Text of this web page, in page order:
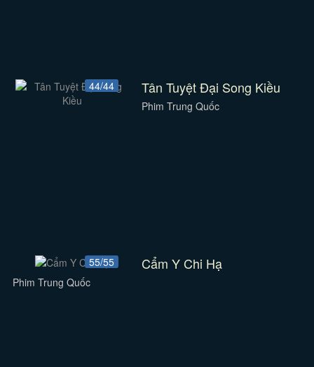
44/44 Tân Tuyệt Đại Song Kiều
Phim Trung Quốc
55/55 Cẩm Y Chi Hạ
Phim Trung Quốc